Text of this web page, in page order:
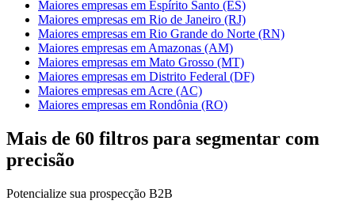
Maiores empresas em Espírito Santo (ES)
Maiores empresas em Rio de Janeiro (RJ)
Maiores empresas em Rio Grande do Norte (RN)
Maiores empresas em Amazonas (AM)
Maiores empresas em Mato Grosso (MT)
Maiores empresas em Distrito Federal (DF)
Maiores empresas em Acre (AC)
Maiores empresas em Rondônia (RO)
Mais de 60 filtros para segmentar com
precisão
Potencialize sua prospecção B2B